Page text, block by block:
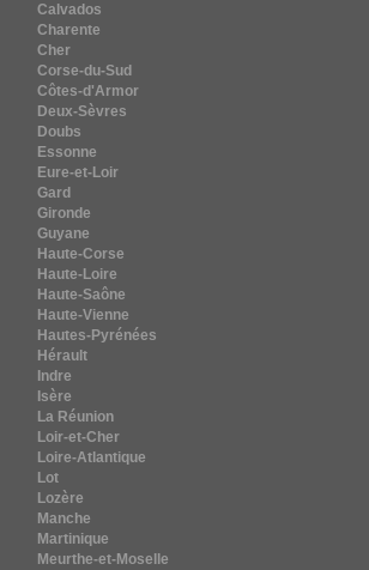
Calvados
Charente
Cher
Corse-du-Sud
Côtes-d'Armor
Deux-Sèvres
Doubs
Essonne
Eure-et-Loir
Gard
Gironde
Guyane
Haute-Corse
Haute-Loire
Haute-Saône
Haute-Vienne
Hautes-Pyrénées
Hérault
Indre
Isère
La Réunion
Loir-et-Cher
Loire-Atlantique
Lot
Lozère
Manche
Martinique
Meurthe-et-Moselle